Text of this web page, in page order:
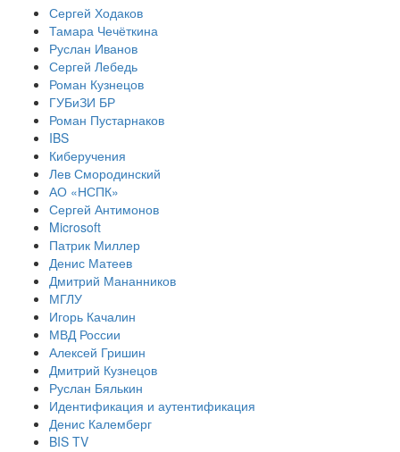
Сергей Ходаков
Тамара Чечёткина
Руслан Иванов
Сергей Лебедь
Роман Кузнецов
ГУБиЗИ БР
Роман Пустарнаков
IBS
Киберучения
Лев Смородинский
АО «НСПК»
Сергей Антимонов
Microsoft
Патрик Миллер
Денис Матеев
Дмитрий Мананников
МГЛУ
Игорь Качалин
МВД России
Алексей Гришин
Дмитрий Кузнецов
Руслан Бялькин
Идентификация и аутентификация
Денис Калемберг
BIS TV